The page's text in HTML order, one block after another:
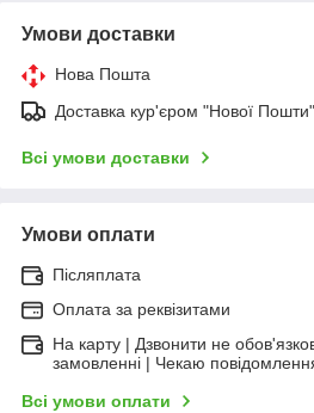
Умови доставки
Нова Пошта
Доставка кур'єром "Нової
Всі умови доставки
Умови оплати
Післяплата
Оплата за реквізитами
На карту | Дзвонити не
замовленні | Чекаю
Всі умови оплати